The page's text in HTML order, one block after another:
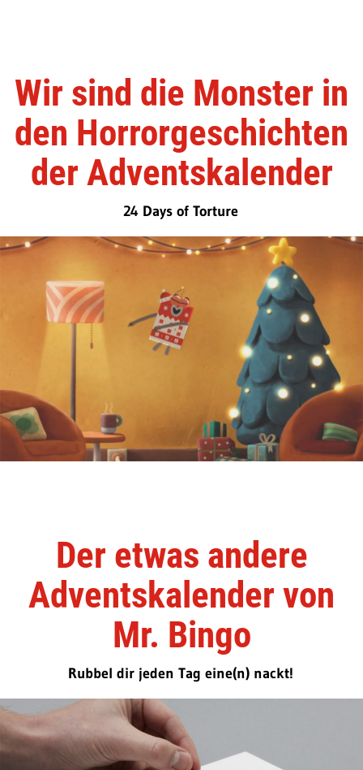
Wir sind die Monster in
den Horrorgeschichten
der Adventskalender
24 Days of Torture
Der etwas andere
Adventskalender von
Mr. Bingo
Rubbel dir jeden Tag eine(n) nackt!